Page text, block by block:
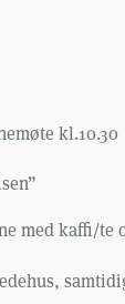
kl.10.30
med kaffi/te